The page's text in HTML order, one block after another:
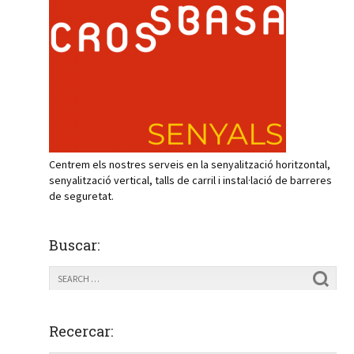
Centrem els nostres serveis en la senyalització horitzontal,
senyalització vertical, talls de carril i instal·lació de barreres
de seguretat.
Buscar:
Recercar: